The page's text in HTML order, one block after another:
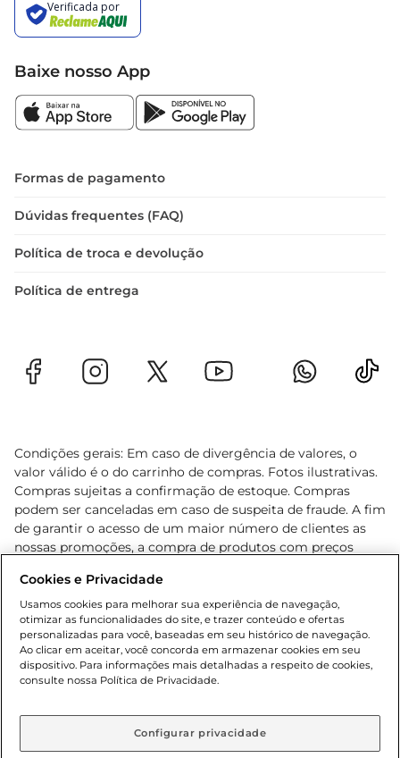
Baixe nosso App
Formas de pagamento
Dúvidas frequentes (FAQ)
Política de troca e devolução
Política de entrega
Condições gerais: Em caso de divergência de valores, o
valor válido é o do carrinho de compras. Fotos ilustrativas.
Compras sujeitas a confirmação de estoque. Compras
podem ser canceladas em caso de suspeita de fraude. A fim
de garantir o acesso de um maior número de clientes as
nossas promoções, a compra de produtos com preços
cliente. Os preços, ofertas e condições são exclusivos para
o e-commerce e válidos durante o dia de hoje, podendo
sofrer alterações sem prévia notificação. Proibida a venda
de bebidas alcoólicas para menores de 18 anos, conforme
Lei n.º 8069/90, art. 81, inciso II (Estatuto da Criança e do
Adolescente). Preços e condições exclusivos para o
aviso prévio. O valor mínimo para as compras on-line é de
Cookies e Privacidade
Usamos cookies para melhorar sua experiência de navegação,
otimizar as funcionalidades do site, e trazer conteúdo e ofertas
personalizadas para você, baseadas em seu histórico de navegação.
Ao clicar em aceitar, você concorda em armazenar cookies em seu
dispositivo. Para informações mais detalhadas a respeito de cookies,
consulte nossa Política de Privacidade.
Configurar privacidade